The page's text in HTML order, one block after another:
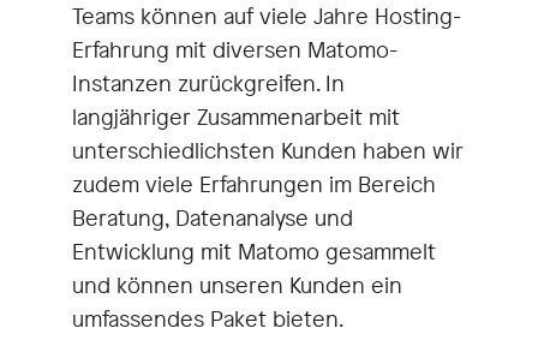
Teams können auf viele Jahre Hosting-
Erfahrung mit diversen Matomo-
Instanzen zurückgreifen. In
langjähriger Zusammenarbeit mit
unterschiedlichsten Kunden haben wir
zudem viele Erfahrungen im Bereich
Beratung, Datenanalyse und
Entwicklung mit Matomo gesammelt
und können unseren Kunden ein
umfassendes Paket bieten.